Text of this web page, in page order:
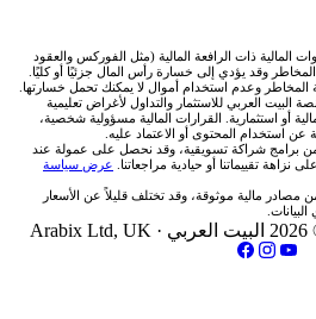
في مصر
المالية ذات الرافعة المالية (مثل الفوركس والعقود
وقد يؤدي إلى خسارة رأس المال جزئيًا أو كليًا.
المخاطر وعدم استخدام أموال لا يمكنك تحمل خسارتها.
العربي للاستثمار والتداول لأغراض تعليمية
أو استثمارية. القرارات المالية مسؤولية شخصية،
عن استخدام المحتوى أو الاعتماد عليه.
برامج شراكة تسويقية، وقد نحصل على عمولة عند
تقييماتنا أو حيادية مراجعاتنا. عرض سياسة
مصادر مالية موثوقة، وقد تختلف قليلاً عن الأسعار
Arabix Ltd, UK